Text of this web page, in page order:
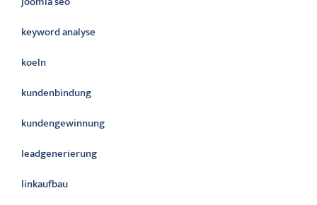
keyword analyse
koeln
kundenbindung
kundengewinnung
leadgenerierung
linkaufbau